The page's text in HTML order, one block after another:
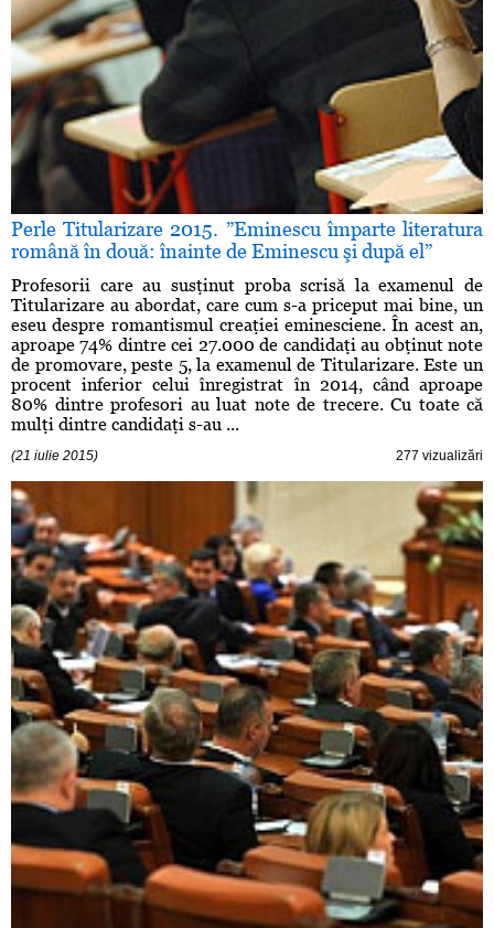
Perle Titularizare 2015. ”Eminescu împarte literatura
română în două: înainte de Eminescu şi după el”
Profesorii care au susţinut proba scrisă la examenul de
Titularizare au abordat, care cum s-a priceput mai bine, un
eseu despre romantismul creaţiei eminesciene. În acest an,
aproape 74% dintre cei 27.000 de candidaţi au obţinut note
de promovare, peste 5, la examenul de Titularizare. Este un
procent inferior celui înregistrat în 2014, când aproape
80% dintre profesori au luat note de trecere. Cu toate că
mulţi dintre candidaţi s-au ...
(21 iulie 2015) 277 vizualizări